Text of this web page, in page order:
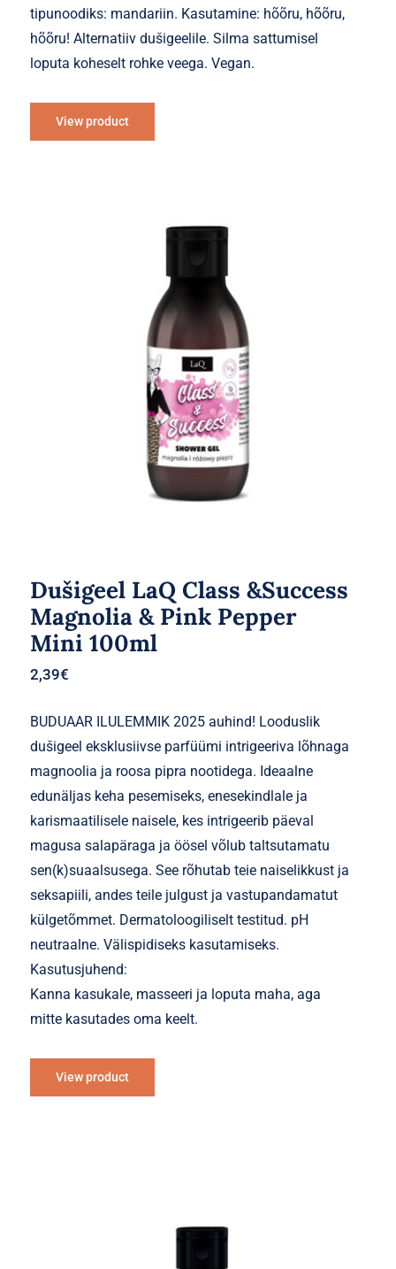
tipunoodiks: mandariin. Kasutamine: hõõru, hõõru,
hõõru! Alternatiiv dušigeelile. Silma sattumisel
loputa koheselt rohke veega. Vegan.
View product
Dušigeel LaQ Class &Success
Magnolia & Pink Pepper
Mini 100ml
2,39€
BUDUAAR ILULEMMIK 2025 auhind! Looduslik
dušigeel eksklusiivse parfüümi intrigeeriva lõhnaga
magnoolia ja roosa pipra nootidega. Ideaalne
edunäljas keha pesemiseks, enesekindlale ja
karismaatilisele naisele, kes intrigeerib päeval
magusa salapäraga ja öösel võlub taltsutamatu
sen(k)suaalsusega. See rõhutab teie naiselikkust ja
seksapiili, andes teile julgust ja vastupandamatut
külgetõmmet. Dermatoloogiliselt testitud. pH
neutraalne. Välispidiseks kasutamiseks.
Kasutusjuhend:
Kanna kasukale, masseeri ja loputa maha, aga
mitte kasutades oma keelt.
View product